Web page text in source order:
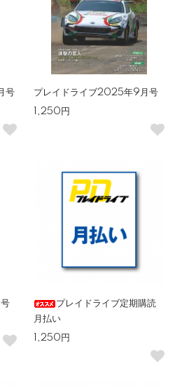
号
プレイドライブ2025年9月号
1,250円
プレイドライブ定期購読
月払い
1,250円